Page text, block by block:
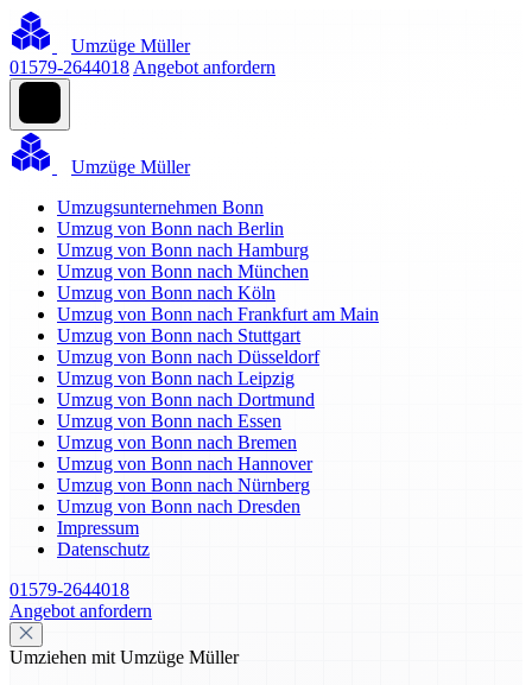
Umzüge Müller
01579-2644018 Angebot anfordern
Umzüge Müller
Umzugsunternehmen Bonn
Umzug von Bonn nach Berlin
Umzug von Bonn nach Hamburg
Umzug von Bonn nach München
Umzug von Bonn nach Köln
Umzug von Bonn nach Frankfurt am Main
Umzug von Bonn nach Stuttgart
Umzug von Bonn nach Düsseldorf
Umzug von Bonn nach Leipzig
Umzug von Bonn nach Dortmund
Umzug von Bonn nach Essen
Umzug von Bonn nach Bremen
Umzug von Bonn nach Hannover
Umzug von Bonn nach Nürnberg
Umzug von Bonn nach Dresden
Impressum
Datenschutz
01579-2644018
Angebot anfordern
Umziehen mit Umzüge Müller